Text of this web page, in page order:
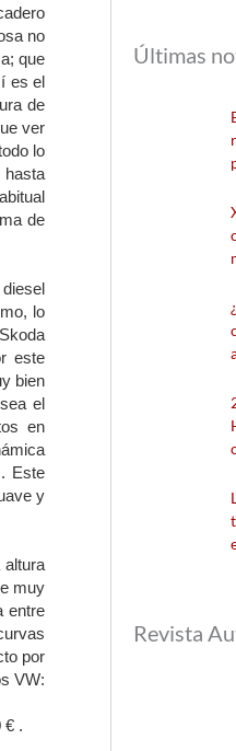
no
que
es el
de
ver
lo
hasta
de
lo
este
bien
el
en
Este
y
altura
muy
entre
por
VW:
€ .
Últimas
Revista